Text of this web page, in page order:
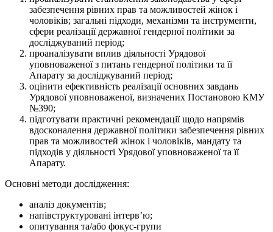
забезпечення рівних прав та можливостей жінок і
чоловіків; загальні підходи, механізми та інструменти,
сфери реалізації державної гендерної політики за
досліджуваний період;
проаналізувати вплив діяльності Урядової
уповноваженої з питань гендерної політики та її
Апарату за досліджуваний період;
оцінити ефективність реалізації основних завдань
Урядової уповноваженої, визначених Постановою КМУ
№390;
підготувати практичні рекомендації щодо напрямів
вдосконалення державної політики забезпечення рівних
прав та можливостей жінок і чоловіків, мандату та
підходів у діяльності Урядової уповноваженої та її
Апарату.
Основні методи дослідження:
аналіз документів;
напівструктуровані інтерв’ю;
опитування та/або фокус-групи